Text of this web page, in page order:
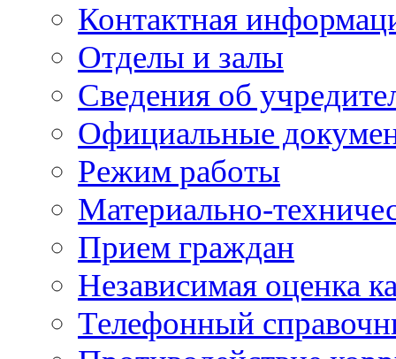
Контактная
Отделы и залы
Сведения об
Официальные
Режим работы
Материально-
Прием граждан
Независимая оценка
Телефонный